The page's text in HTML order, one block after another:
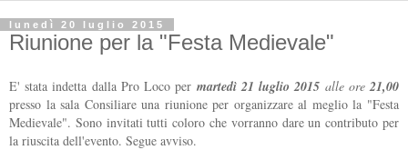
lunedì 20 luglio 2015
Riunione per la "Festa Medievale"
E' stata indetta dalla Pro Loco per martedì 21 luglio 2015 alle ore21,00
presso la sala Consiliare una riunione per organizzare al meglio la "Festa
Medievale". Sono invitati tutti coloro che vorranno dare un contributo per
la riuscita dell'evento. Segue avviso.